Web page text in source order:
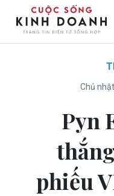
Chủ
Pyn
phiếu